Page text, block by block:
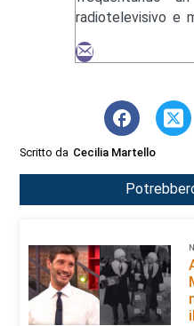
radiotelevisivo e
Scritto da Cecilia Martello